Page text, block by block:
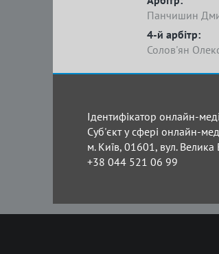
Панчишин
4-й арбітр:
Солов'ян
Ідентифікатор онлайн-
Суб'єкт у сфері онлайн-
м. Київ, 01601, вул. Велика
+38 044 521 06 99